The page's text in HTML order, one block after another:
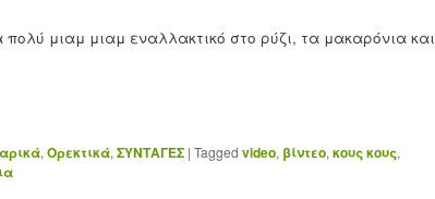
μιαμ μιαμ εναλλακτικό στο ρύζι, τα μακαρόνια και
, Ορεκτικά, ΣΥΝΤΑΓΕΣ | Tagged video, βίντεο, κους κους,